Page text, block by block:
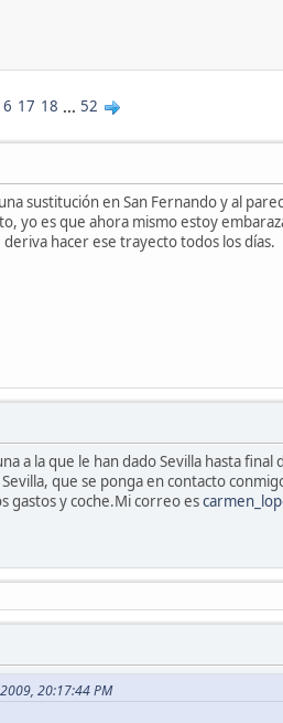
17 18 ... 52
sustitución en San Fernando y al
yo es que ahora mismo estoy
hacer ese trayecto todos los días.
a la que le han dado Sevilla hasta
que se ponga en contacto
gastos y coche.Mi correo es
20:17:44 PM